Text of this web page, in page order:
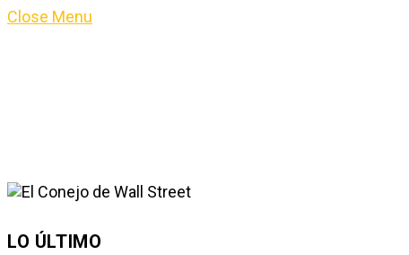
Close Menu
LO ÚLTIMO